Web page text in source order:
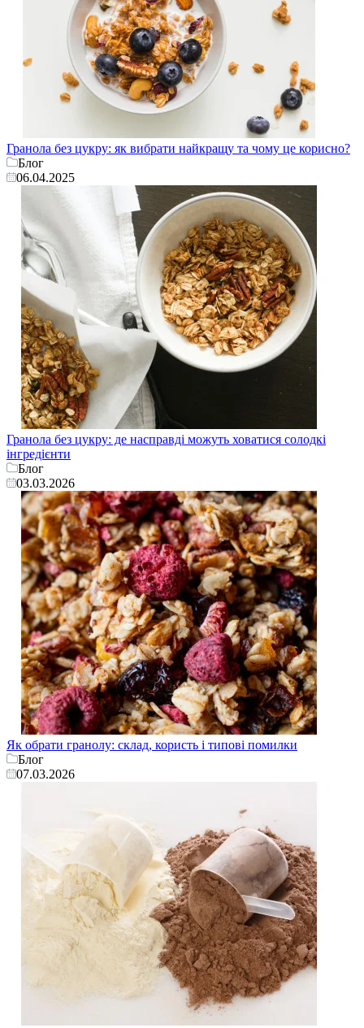
Гранола без цукру: як вибрати найкращу та чому це корисно?
Блог
06.04.2025
Гранола без цукру: де насправді можуть ховатися солодкі
інгредієнти
Блог
03.03.2026
Як обрати гранолу: склад, користь і типові помилки
Блог
07.03.2026